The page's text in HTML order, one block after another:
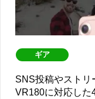
ギア
SNS投稿やストリ
VR180に対応した